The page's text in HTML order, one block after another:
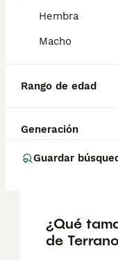
Hembra
Macho
Rango de edad
Generación
Guardar
¿Cómo
¿Cuánto
¿Cuál es
Terranova?
¿Qué
de